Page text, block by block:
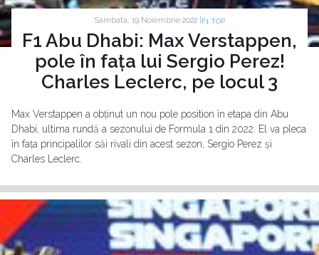
Sambata, 19 Noiembrie 2022 | F1 TOP
F1 Abu Dhabi: Max Verstappen,
pole în fața lui Sergio Perez!
Charles Leclerc, pe locul 3
Max Verstappen a obținut un nou pole position în etapa din Abu
Dhabi, ultima rundă a sezonului de Formula 1 din 2022. El va pleca
în fața principalilor săi rivali din acest sezon, Sergio Perez și
Charles Leclerc.